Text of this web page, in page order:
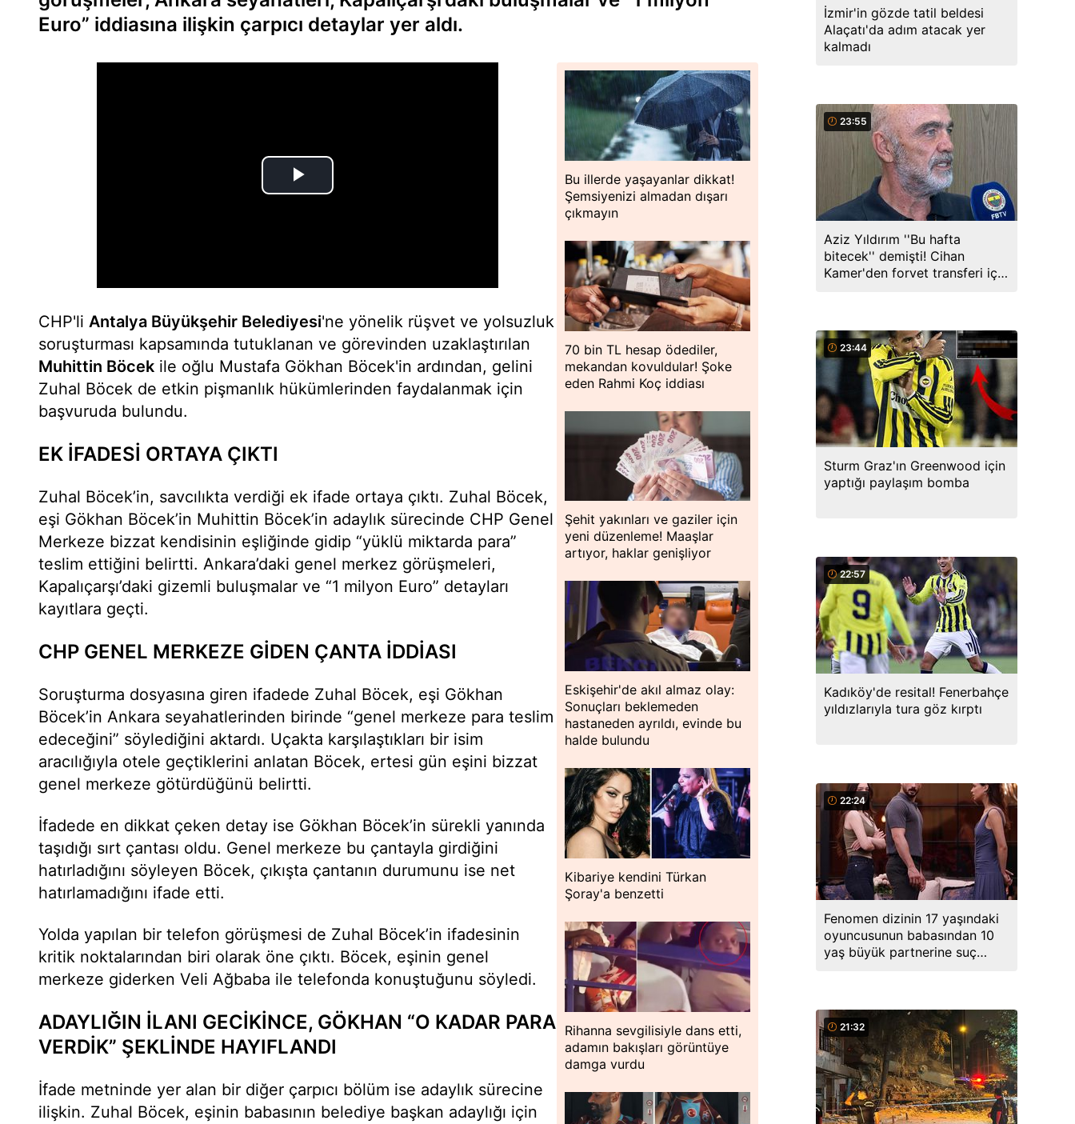
Euro” iddiasına ilişkin çarpıcı detaylar yer aldı.
CHP'li Antalya Büyükşehir Belediyesi'ne yönelik rüşvet ve yolsuzluk
soruşturması kapsamında tutuklanan ve görevinden uzaklaştırılan
Muhittin Böcek ile oğlu Mustafa Gökhan Böcek'in ardından, gelini
Zuhal Böcek de etkin pişmanlık hükümlerinden faydalanmak için
başvuruda bulundu.
EK İFADESİ ORTAYA ÇIKTI
Zuhal Böcek’in, savcılıkta verdiği ek ifade ortaya çıktı. Zuhal Böcek,
eşi Gökhan Böcek’in Muhittin Böcek’in adaylık sürecinde CHP Genel
Merkeze bizzat kendisinin eşliğinde gidip “yüklü miktarda para”
teslim ettiğini belirtti. Ankara’daki genel merkez görüşmeleri,
Kapalıçarşı’daki gizemli buluşmalar ve “1 milyon Euro” detayları
kayıtlara geçti.
CHP GENEL MERKEZE GİDEN ÇANTA İDDİASI
Soruşturma dosyasına giren ifadede Zuhal Böcek, eşi Gökhan
Böcek’in Ankara seyahatlerinden birinde “genel merkeze para teslim
edeceğini” söylediğini aktardı. Uçakta karşılaştıkları bir isim
aracılığıyla otele geçtiklerini anlatan Böcek, ertesi gün eşini bizzat
genel merkeze götürdüğünü belirtti.
İfadede en dikkat çeken detay ise Gökhan Böcek’in sürekli yanında
taşıdığı sırt çantası oldu. Genel merkeze bu çantayla girdiğini
hatırladığını söyleyen Böcek, çıkışta çantanın durumunu ise net
hatırlamadığını ifade etti.
Yolda yapılan bir telefon görüşmesi de Zuhal Böcek’in ifadesinin
kritik noktalarından biri olarak öne çıktı. Böcek, eşinin genel
merkeze giderken Veli Ağbaba ile telefonda konuştuğunu söyledi.
ADAYLIĞIN İLANI GECİKİNCE, GÖKHAN “O KADAR PARA
VERDİK” ŞEKLİNDE HAYIFLANDI
İfade metninde yer alan bir diğer çarpıcı bölüm ise adaylık sürecine
ilişkin. Zuhal Böcek, eşinin babasının belediye başkan adaylığı için
Bu illerde yaşayanlar dikkat!
Şemsiyenizi almadan dışarı
çıkmayın
70 bin TL hesap ödediler,
mekandan kovuldular! Şoke
eden Rahmi Koç iddiası
Şehit yakınları ve gaziler için
yeni düzenleme! Maaşlar
artıyor, haklar genişliyor
Eskişehir'de akıl almaz olay:
Sonuçları beklemeden
hastaneden ayrıldı, evinde bu
halde bulundu
Kibariye kendini Türkan
Şoray'a benzetti
Rihanna sevgilisiyle dans etti,
adamın bakışları görüntüye
damga vurdu
İzmir'in gözde tatil beldesi
Alaçatı'da adım atacak yer
kalmadı
23:55
Aziz Yıldırım ''Bu hafta
bitecek'' demişti! Cihan
Kamer'den forvet transferi için
23:44
Sturm Graz'ın Greenwood için
yaptığı paylaşım bomba
22:57
Kadıköy'de resital! Fenerbahçe
yıldızlarıyla tura göz kırptı
22:24
Fenomen dizinin 17 yaşındaki
oyuncusunun babasından 10
yaş büyük partnerine suç
21:32